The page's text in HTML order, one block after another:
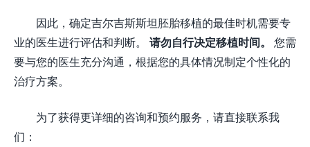
因此，确定吉尔吉斯斯坦胚胎移植的最佳时机需要专
业的医生进行评估和判断。 请勿自行决定移植时间。
您需
要与您的医生充分沟通，根据您的具体情况制定个性化的
治疗方案。
为了获得更详细的咨询和预约服务，请直接联系我
们：